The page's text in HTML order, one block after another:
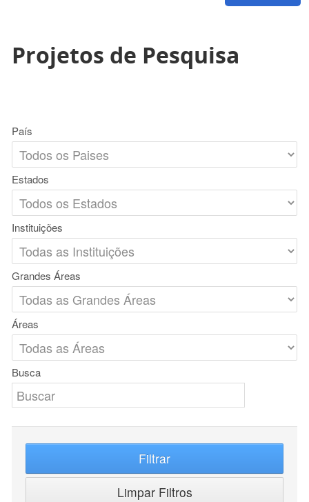
Projetos de Pesquisa
País
Estados
Instituições
Grandes Áreas
Áreas
Busca
Filtrar
Limpar Filtros